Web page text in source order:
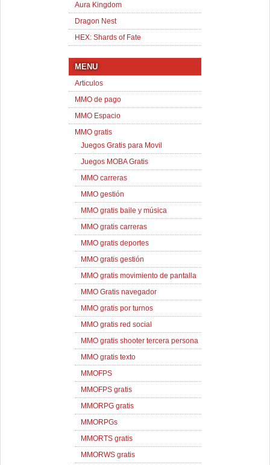
Aura Kingdom
Dragon Nest
HEX: Shards of Fate
MENU
Articulos
MMO de pago
MMO Espacio
MMO gratis
Juegos Gratis para Movil
Juegos MOBA Gratis
MMO carreras
MMO gestión
MMO gratis baile y música
MMO gratis carreras
MMO gratis deportes
MMO gratis gestión
MMO gratis movimiento de pantalla
MMO Gratis navegador
MMO gratis por turnos
MMO gratis red social
MMO gratis shooter tercera persona
MMO gratis texto
MMOFPS
MMOFPS gratis
MMORPG gratis
MMORPGs
MMORTS gratis
MMORWS gratis